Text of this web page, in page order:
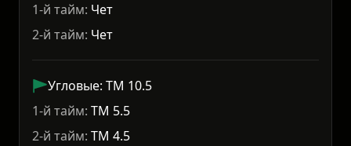
1-й тайм: Чет
2-й тайм: Чет
Угловые: ТМ 10.5
1-й тайм: ТМ 5.5
2-й тайм: ТМ 4.5